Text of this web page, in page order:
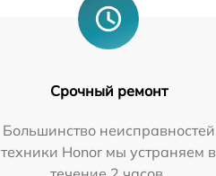
Срочный ремонт
Большинство неисправностей
техники Honor мы устраняем в